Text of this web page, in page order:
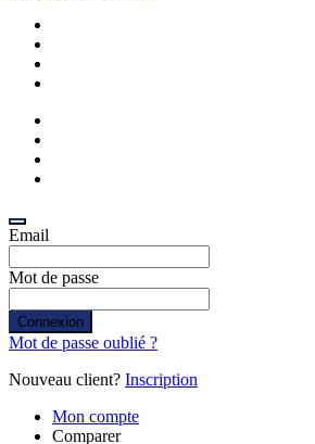
Email
Mot de passe
Connexion
Mot de passe oublié ?
Nouveau client? Inscription
Mon compte
Comparer